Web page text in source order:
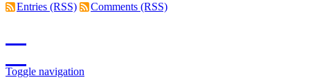
Entries (RSS)
Comments (RSS)
Toggle navigation